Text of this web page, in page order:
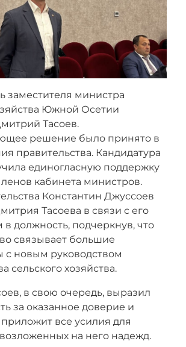
заместителя министра
Южной Осетии
Тасоев.
решение было принято в
правительства. Кандидатура
единогласную поддержку
кабинета министров.
Константин Джуссоев
Тасоева в связи с его
в должность, подчеркнув, что
связывает большие
с новым руководством
сельского хозяйства.
в свою очередь, выразил
за оказанное доверие и
все усилия для
на него надежд.